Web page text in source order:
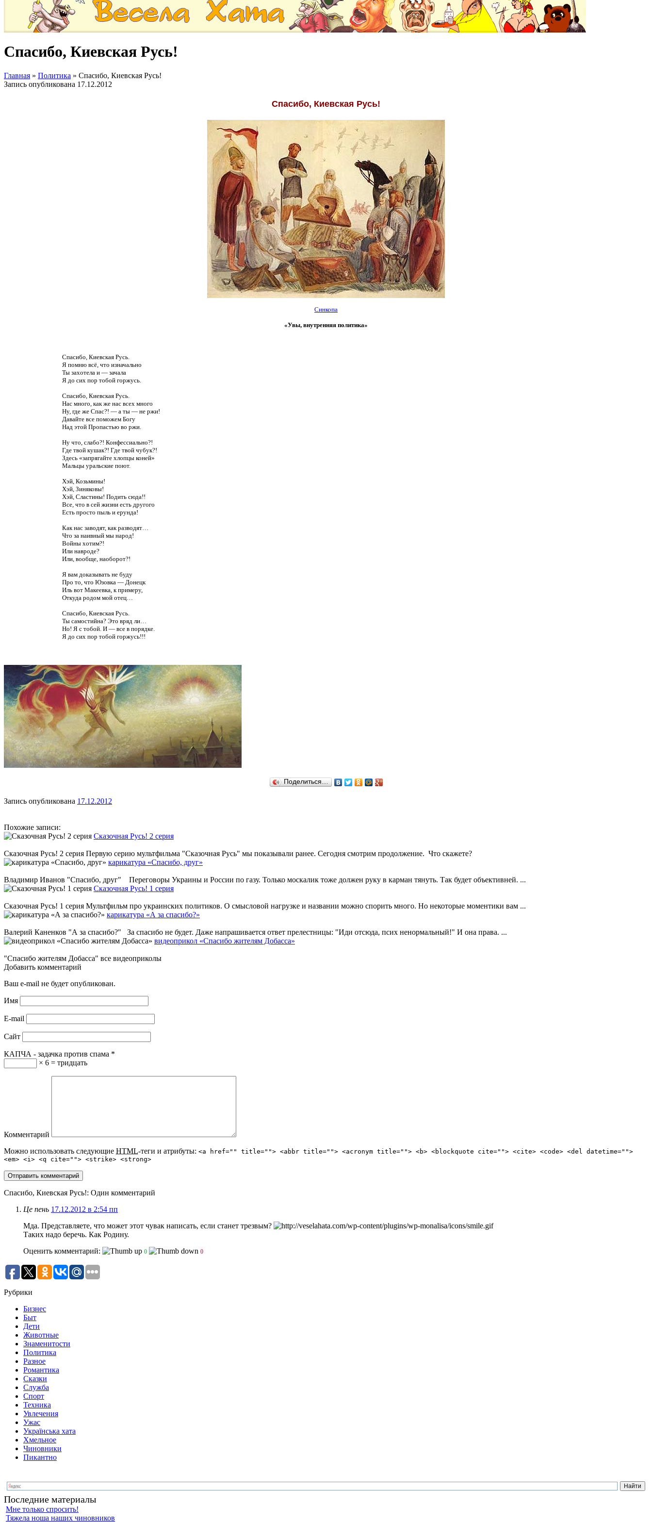
Спасибо, Киевская Русь!
Главная » Политика » Спасибо, Киевская Русь!
Запись опубликована 17.12.2012
Спасибо, Киевская Русь!
Синкопа
«Увы, внутренняя политика»
Спасибо, Киевская Русь.
Я помню всё, что изначально
Ты захотела и — зачала
Я до сих пор тобой горжусь.
Спасибо, Киевская Русь.
Нас много, как же нас всех много
Ну, где же Спас?! — а ты — не ржи!
Давайте все поможем Богу
Над этой Пропастью во ржи.
Ну что, слабо?! Конфессиально?!
Где твой кушак?! Где твой чубук?!
Здесь «запрягайте хлопцы коней»
Мальцы уральские поют.
Хэй, Козьмины!
Хэй, Зиняковы!
Хэй, Сластины! Подить сюда!!
Все, что в сей жизни есть другого
Есть просто пыль и ерунда!
Как нас заводят, как разводят…
Что за наивный мы народ!
Войны хотим?!
Или навроде?
Или, вообще, наоборот?!
Я вам доказывать не буду
Про то, что Юзовка — Донецк
Иль вот Макеевка, к примеру,
Откуда родом мой отец…
Спасибо, Киевская Русь.
Ты самостийна? Это вряд ли…
Но! Я с тобой. И — все в порядке.
Я до сих пор тобой горжусь!!!
Поделиться…
Запись опубликована 17.12.2012
Похожие записи:
Сказочная Русь! 2 серия
Сказочная Русь! 2 серия Первую серию мультфильма "Сказочная Русь" мы показывали ранее. Сегодня смотрим продолжение. Что скажете?
карикатура «Спасибо, друг»
Владимир Иванов "Спасибо, друг" Переговоры Украины и России по газу. Только москалик тоже должен руку в карман тянуть. Так будет объективней. ...
Сказочная Русь! 1 серия
Сказочная Русь! 1 серия Мультфильм про украинских политиков. О смысловой нагрузке и названии можно спорить много. Но некоторые моментики вам ...
карикатура «А за спасибо?»
Валерий Каненков "А за спасибо?" За спасибо не будет. Даже напрашивается ответ прелестницы: "Иди отсюда, псих ненормальный!" И она права. ...
видеоприкол «Спасибо жителям Добасса»
"Спасибо жителям Добасса" все видеоприколы
Добавить комментарий
Ваш e-mail не будет опубликован.
Имя
E-mail
Сайт
КАПЧА - задачка против спама *
× 6 = тридцать
Комментарий
Можно использовать следующие HTML-теги и атрибуты: <a href="" title=""> <abbr title=""> <acronym title=""> <b> <blockquote cite=""> <cite> <code> <del datetime="">
<em> <i> <q cite=""> <strike> <strong>
Спасибо, Киевская Русь!: Один комментарий
Це пень 17.12.2012 в 2:54 пп
Мда. Представляете, что может этот чувак написать, если станет трезвым?
Таких надо беречь. Как Родину.
Оценить комментарий:
0 0
Рубрики
Бизнес
Быт
Дети
Животные
Знаменитости
Политика
Разное
Романтика
Сказки
Служба
Спорт
Техника
Увлечения
Ужас
Українська хата
Хмельное
Чиновники
Пикантно
Последние материалы
Мне только спросить!
Тяжела ноша наших чиновников